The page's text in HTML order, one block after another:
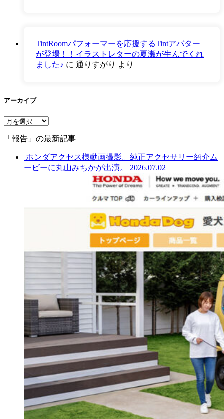
TintRoomパフォーマーを応援するTintアバター
が登場！！イラストレターの夏瀬が生んでくれ
ました♪ に 通りすがり より
アーカイブ
ア
カ「報告」の最新記事
ホンダアクセス様動画撮影。純正アクセサリー紹介ム
ービーに丸山みちかが出演。
2026.07.02